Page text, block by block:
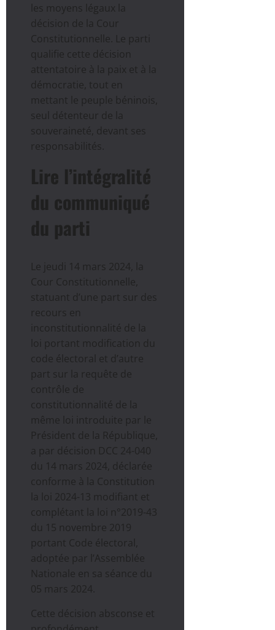
les moyens légaux la
décision de la Cour
Constitutionnelle. Le parti
qualifie cette décision
attentatoire à la paix et à la
démocratie, tout en
mettant le peuple béninois,
seul détenteur de la
souveraineté, devant ses
responsabilités.
Lire l’intégralité
du communiqué
du parti
Le jeudi 14 mars 2024, la
Cour Constitutionnelle,
statuant d’une part sur des
recours en
inconstitutionnalité de la
loi portant modification du
code électoral et d’autre
part sur la requête de
contrôle de
constitutionnalité de la
même loi introduite par le
Président de la République,
a par décision DCC 24-040
du 14 mars 2024, déclarée
conforme à la Constitution
la loi 2024-13 modifiant et
complétant la loi n°2019-43
du 15 novembre 2019
portant Code électoral,
adoptée par l’Assemblée
Nationale en sa séance du
05 mars 2024.
Cette décision absconse et